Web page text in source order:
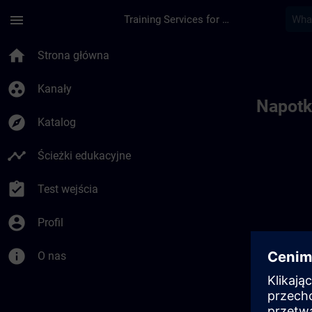
menu Training Services for Digital Industries
home Strona główna
group_work Kanały
explore Katalog
timeline Ścieżki edukacyjne
assignment_turned_in Test wejścia
account_circle Profil
info O nas